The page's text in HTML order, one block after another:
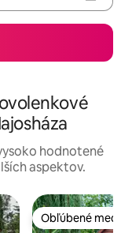
hodnotené
aspektov.
Obľúbené medzi
Obľúbené medzi